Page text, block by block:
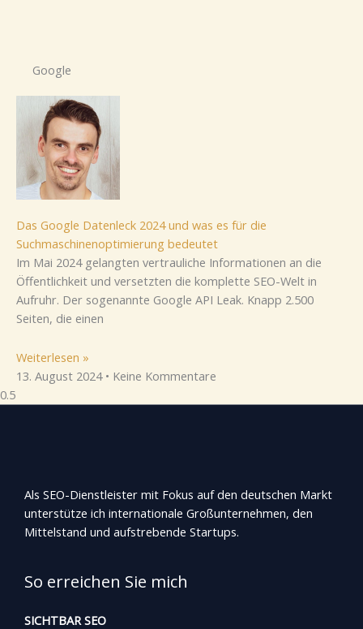
Google
Das Google Datenleck 2024 und was es für die
Suchmaschinenoptimierung bedeutet
Im Mai 2024 gelangten vertrauliche Informationen an die
Öffentlichkeit und versetzten die komplette SEO-Welt in
Aufruhr. Der sogenannte Google API Leak. Knapp 2.500
Seiten, die einen
Weiterlesen »
13. August 2024
Keine Kommentare
Als SEO-Dienstleister mit Fokus auf den deutschen Markt
unterstütze ich internationale Großunternehmen, den
Mittelstand und aufstrebende Startups.
So erreichen Sie mich
SICHTBAR SEO